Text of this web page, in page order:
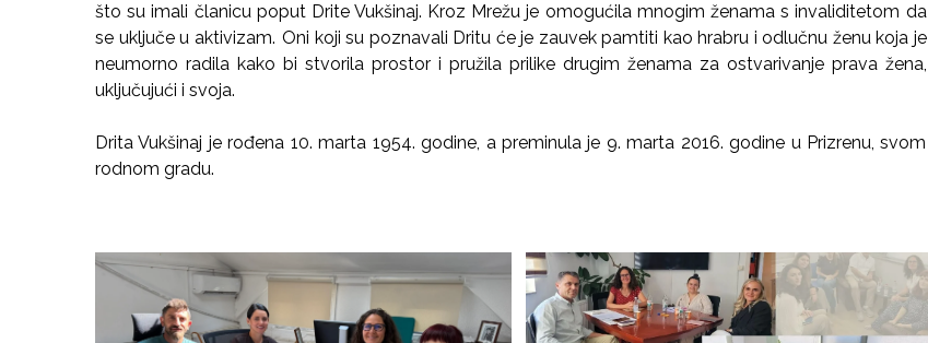
što su imali članicu poput Drite Vukšinaj. Kroz Mrežu je omogućila mnogim ženama s invaliditetom da
se uključe u aktivizam. Oni koji su poznavali Dritu će je zauvek pamtiti kao hrabru i odlučnu ženu koja je
neumorno radila kako bi stvorila prostor i pružila prilike drugim ženama za ostvarivanje prava žena,
uključujući i svoja.
Drita Vukšinaj je rođena 10. marta 1954. godine, a preminula je 9. marta 2016. godine u Prizrenu, svom
rodnom gradu.